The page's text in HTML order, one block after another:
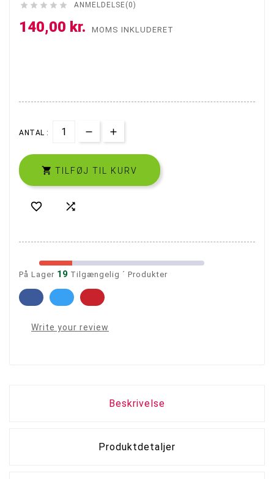
     ANMELDELSE(0)
140,00 kr. MOMS INKLUDERET
ANTAL :
 TILFØJ TIL KURV
 
På Lager 19 Tilgængelig ´ Produkter
Write your review
Beskrivelse
Produktdetaljer